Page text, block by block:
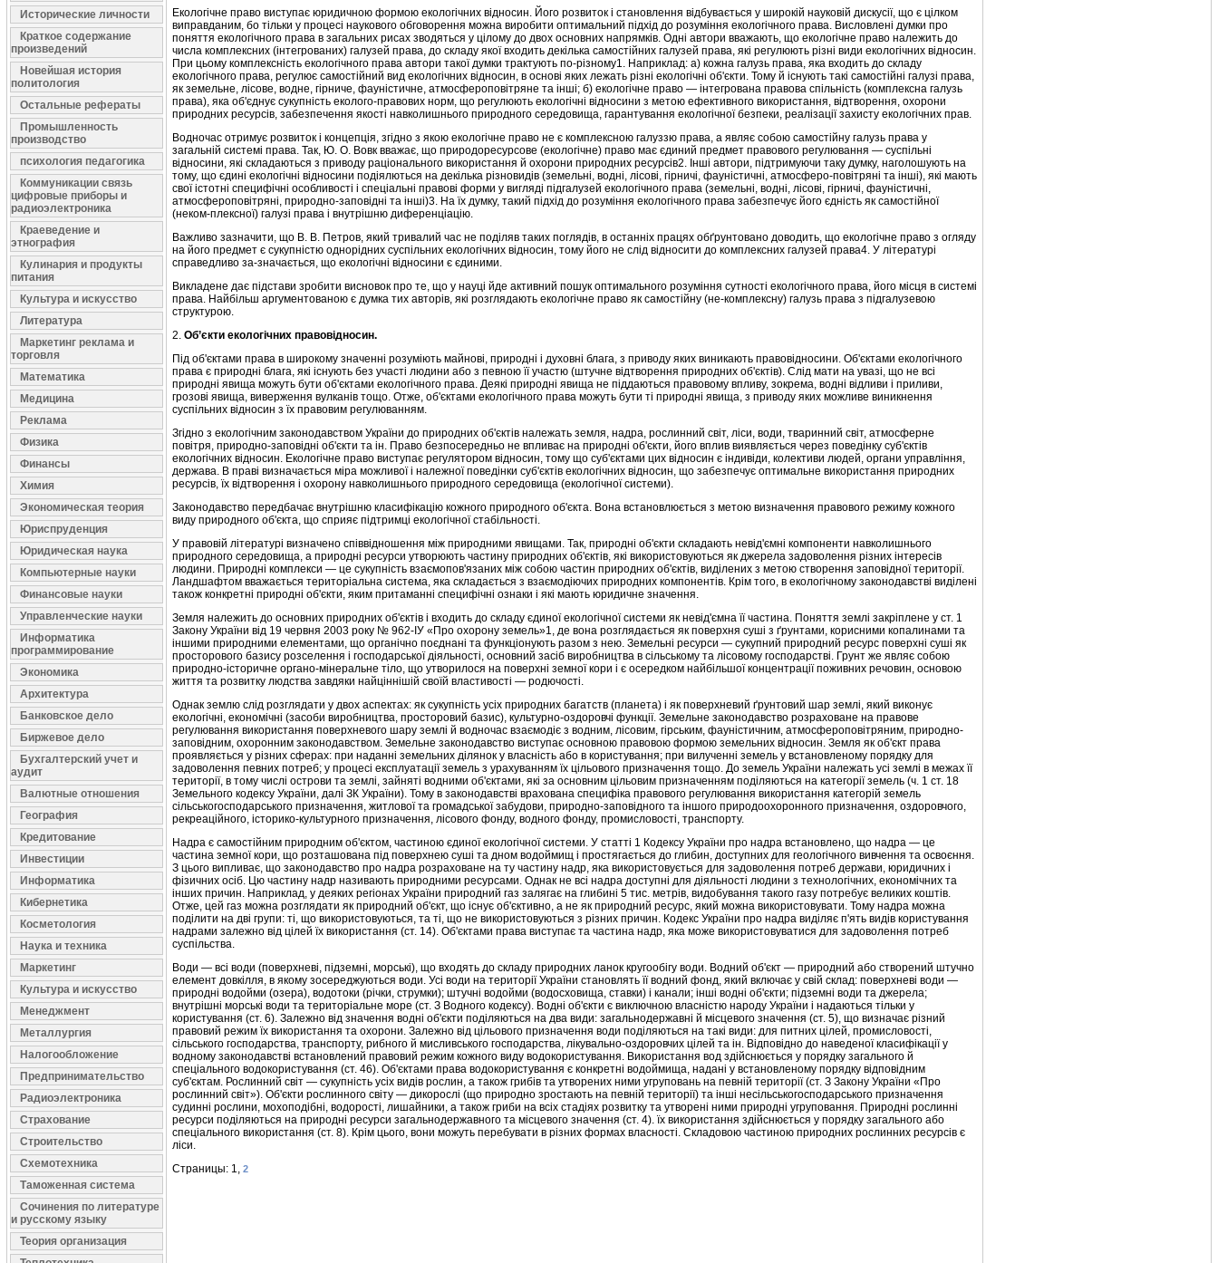
Исторические личности
Краткое содержание
произведений
Новейшая история
политология
Остальные рефераты
Промышленность
производство
психология педагогика
Коммуникации связь
цифровые приборы и
радиоэлектроника
Краеведение и
этнография
Кулинария и продукты
питания
Культура и искусство
Литература
Маркетинг реклама и
торговля
Математика
Медицина
Реклама
Физика
Финансы
Химия
Экономическая теория
Юриспруденция
Юридическая наука
Компьютерные науки
Финансовые науки
Управленческие науки
Информатика
программирование
Экономика
Архитектура
Банковское дело
Биржевое дело
Бухгалтерский учет и
аудит
Валютные отношения
География
Кредитование
Инвестиции
Информатика
Кибернетика
Косметология
Наука и техника
Маркетинг
Культура и искусство
Менеджмент
Металлургия
Налогообложение
Предпринимательство
Радиоэлектроника
Страхование
Строительство
Схемотехника
Таможенная система
Сочинения по литературе
и русскому языку
Теория организация
Екологічне право виступає юридичною формою екологічних відносин. Його розвиток і становлення відбувається у широкій на­уковій дискусії, що є цілком
виправданим, бо тільки у процесі науко­вого обговорення можна виробити оптимальний підхід до розуміння екологічного права. Висловлені думки про
поняття екологічного пра­ва в загальних рисах зводяться у цілому до двох основних напрямків. Одні автори вважають, що екологічне право належить до
числа ком­плексних (інтегрованих) галузей права, до складу якої входить декілька самостійних галузей права, які регулюють різні види екологічних відносин.
При цьому комплексність екологічного права автори такої думки трактують по-різному1. Наприклад: а) кожна галузь права, яка входить до складу
екологічного права, регулює самостійний вид еко­логічних відносин, в основі яких лежать різні екологічні об'єкти. Тому й існують такі самостійні галузі права,
як земельне, лісове, вод­не, гірниче, фауністичне, атмосфероповітряне та інші; б) екологічне право — інтегрована правова спільність (комплексна галузь
права), яка об'єднує сукупність еколого-правових норм, що регулюють еко­логічні відносини з метою ефективного використання, відтворення, охорони
природних ресурсів, забезпечення якості навколишнього природного середовища, гарантування екологічної безпеки, ре­алізації захисту екологічних прав.
Водночас отримує розвиток і концепція, згідно з якою еко­логічне право не є комплексною галуззю права, а являє собою са­мостійну галузь права у
загальній системі права. Так, Ю. О. Вовк вважає, що природоресурсове (екологічне) право має єдиний пред­мет правового регулювання — суспільні
відносини, які складають­ся з приводу раціонального використання й охорони природних ресурсів2. Інші автори, підтримуючи таку думку, наголошують на
тому, що єдині екологічні відносини подіялються на декілька різно­видів (земельні, водні, лісові, гірничі, фауністичні, атмосферо-повітряні та інші), які мають
свої істотні специфічні особливості і спеціальні правові форми у вигляді підгалузей екологічного права (земельні, водні, лісові, гірничі, фауністичні,
атмосфероповітряні, природно-заповідні та інші)3. На їх думку, такий підхід до розуміння екологічного права забезпечує його єдність як самостійної
(неком-плексної) галузі права і внутрішню диференціацію.
Важливо зазначити, що В. В. Петров, який тривалий час не поділяв таких поглядів, в останніх працях обґрунтовано доводить, що екологічне право з огляду
на його предмет є сукупністю од­норідних суспільних екологічних відносин, тому його не слід відно­сити до комплексних галузей права4. У літературі
справедливо за-значається, що екологічні відносини є єдиними.
Викладене дає підстави зробити висновок про те, що у науці йде активний пошук оптимального розуміння сутності екологічного права, його місця в системі
права. Найбільш аргументованою є дум­ка тих авторів, які розглядають екологічне право як самостійну (не-комплексну) галузь права з підгалузевою
структурою.
2. Об’єкти екологічних правовідносин.
Під об'єктами права в широкому значенні розуміють майнові, природні і духовні блага, з приводу яких виникають правовідноси­ни. Об'єктами екологічного
права є природні блага, які існують без участі людини або з певною її участю (штучне відтворення природ­них об'єктів). Слід мати на увазі, що не всі
природні явища можуть бути об'єктами екологічного права. Деякі природні явища не підда­ються правовому впливу, зокрема, водні відливи і приливи,
грозові явища, виверження вулканів тощо. Отже, об'єктами екологічного права можуть бути ті природні явища, з приводу яких можливе ви­никнення
суспільних відносин з їх правовим регулюванням.
Згідно з екологічним законодавством України до природних об'єктів належать земля, надра, рослинний світ, ліси, води, тварин­ний світ, атмосферне
повітря, природно-заповідні об'єкти та ін. Право безпосередньо не впливає на природні об'єкти, його вплив виявляється через поведінку суб'єктів
екологічних відносин. Еко­логічне право виступає регулятором відносин, тому що суб'єктами цих відносин є індивіди, колективи людей, органи управління,
дер­жава. В праві визначається міра можливої і належної поведінки суб'єктів екологічних відносин, що забезпечує оптимальне викори­стання природних
ресурсів, їх відтворення і охорону навколишньо­го природного середовища (екологічної системи).
Законодавство передбачає внутрішню класифікацію кожного природного об'єкта. Вона встановлюється з метою визначення пра­вового режиму кожного
виду природного об'єкта, що сприяє під­тримці екологічної стабільності.
У правовій літературі визначено співвідношення між природни­ми явищами. Так, природні об'єкти складають невід'ємні компонен­ти навколишнього
природного середовища, а природні ресурси ут­ворюють частину природних об'єктів, які використовуються як дже­рела задоволення різних інтересів
людини. Природні комплекси — це сукупність взаємопов'язаних між собою частин природних об'єктів, виділених з метою створення заповідної території.
Ланд­шафтом вважається територіальна система, яка складається з вза­ємодіючих природних компонентів. Крім того, в екологічному зако­нодавстві виділені
також конкретні природні об'єкти, яким прита­манні специфічні ознаки і які мають юридичне значення.
Земля належить до основних природних об'єктів і входить до складу єдиної екологічної системи як невід'ємна її частина. По­няття землі закріплене у ст. 1
Закону України від 19 червня 2003 року № 962-ІУ «Про охорону земель»1, де вона розглядається як по­верхня суші з ґрунтами, корисними копалинами та
іншими природ­ними елементами, що органічно поєднані та функціонують разом з нею. Земельні ресурси — сукупний природний ресурс поверхні суші як
просторового базису розселення і господарської діяльності, основний засіб виробництва в сільському та лісовому господарстві. Грунт же являє собою
природно-історичне органо-мінеральне тіло, що утворилося на поверхні земної кори і є осередком найбільшої концентрації поживних речовин, основою
життя та розвитку люд­ства завдяки найціннішій своїй властивості — родючості.
Однак землю слід розглядати у двох аспектах: як сукупність усіх природних багатств (планета) і як поверхневий ґрунтовий шар землі, який виконує
екологічні, економічні (засоби виробництва, просто­ровий базис), культурно-оздоровчі функції. Земельне законодавст­во розраховане на правове
регулювання використання поверхне­вого шару землі й водночас взаємодіє з водним, лісовим, гірським, фауністичним, атмосфероповітряним, природно-
заповідним, охо­ронним законодавством. Земельне законодавство виступає основною правовою формою земельних відносин. Земля як об'єкт права
проявляється у різних сферах: при наданні земельних ділянок у власність або в користування; при вилученні земель у встановлено­му порядку для
задоволення певних потреб; у процесі експлуатації земель з урахуванням їх цільового призначення тощо. До земель України належать усі землі в межах її
території, в тому числі острови та землі, зайняті водними об'єктами, які за основним цільовим при­значенням поділяються на категорії земель (ч. 1 ст. 18
Земельного ко­дексу України, далі ЗК України). Тому в законодавстві врахована спе­цифіка правового регулювання використання категорій земель
сільськогосподарського призначення, житлової та громадської забу­дови, природно-заповідного та іншого природоохоронного призна­чення, оздоровчого,
рекреаційного, історико-культурного призна­чення, лісового фонду, водного фонду, промисловості, транспорту.
Надра є самостійним природним об'єктом, частиною єдиної екологічної системи. У статті 1 Кодексу України про надра встанов­лено, що надра — це
частина земної кори, що розташована під по­верхнею суші та дном водоймищ і простягається до глибин, доступ­них для геологічного вивчення та освоєння.
З цього випливає, що законодавство про надра розраховане на ту частину надр, яка ви­користовується для задоволення потреб держави, юридичних і
фізичних осіб. Цю частину надр називають природними ресурса­ми. Однак не всі надра доступні для діяльності людини з техно­логічних, економічних та
інших причин. Наприклад, у деяких регіонах України природний газ залягає на глибині 5 тис. метрів, видобування такого газу потребує великих коштів.
Отже, цей газ можна розглядати як природний об'єкт, що існує об'єктивно, а не як природний ресурс, який можна використовувати. Тому надра можна
поділити на дві групи: ті, що використовуються, та ті, що не використовуються з різних причин. Кодекс України про надра виділяє п'ять видів користування
надрами залежно від цілей їх ви­користання (ст. 14). Об'єктами права виступає та частина надр, яка може використовуватися для задоволення потреб
суспільства.
Води — всі води (поверхневі, підземні, морські), що входять до складу природних ланок кругообігу води. Водний об'єкт — природний або створений штучно
елемент довкілля, в якому зосереджуються води. Усі води на території України становлять її водний фонд, який включає у свій склад: поверхневі води —
природні водойми (озера), водотоки (річки, струмки); штучні водойми (водосховища, ставки) і канали; інші водні об'єкти; підземні води та джерела;
внутрішні морські води та територіальне море (ст. З Водного кодексу). Водні об'єкти є виключною власністю народу України і надаються тільки у
користування (ст. 6). Залежно від значення водні об'єкти поділяють­ся на два види: загальнодержавні й місцевого значення (ст. 5), що виз­начає різний
правовий режим їх використання та охорони. Залежно від цільового призначення води поділяються на такі види: для питних цілей, промисловості,
сільського господарства, транспорту, рибного й мисливського господарства, лікувально-оздоровчих цілей та ін. Відповідно до наведеної класифікації у
водному законодавстві вста­новлений правовий режим кожного виду водокористування. Викори­стання вод здійснюється у порядку загального й
спеціального водоко­ристування (ст. 46). Об'єктами права водокористування є конкретні водоймища, надані у встановленому порядку відповідним
суб'єктам. Рослинний світ — сукупність усіх видів рослин, а також грибів та утворених ними угруповань на певній території (ст. З Закону Ук­раїни «Про
рослинний світ»). Об'єкти рослинного світу — дико­рослі (що природно зростають на певній території) та інші несільськогосподарського призначення
судинні рослини, мохоподібні, водорості, лишайники, а також гриби на всіх стадіях розвитку та ут­ворені ними природні угруповання. Природні рослинні
ресурси поділяються на природні ресурси загальнодержавного та місцево­го значення (ст. 4). їх використання здійснюється у порядку загаль­ного або
спеціального використання (ст. 8). Крім цього, вони мо­жуть перебувати в різних формах власності. Складовою частиною природних рослинних ресурсів є
ліси.
Страницы: 1, 2